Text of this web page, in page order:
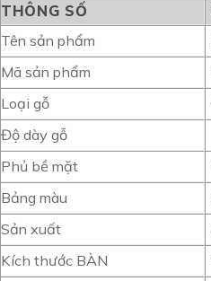
THÔNG SỐ
Tên sản phẩm
Mã sản phẩm
Loại gỗ
Độ dày gỗ
Phủ bề mặt
Bảng màu
Sản xuất
Kích thước BÀN